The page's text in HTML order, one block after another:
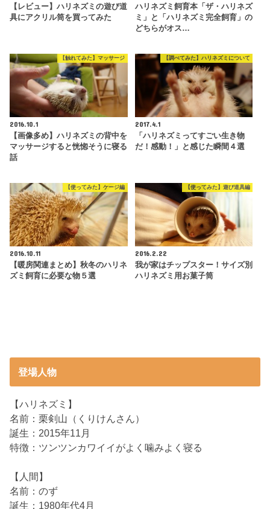
【レビュー】ハリネズミの遊び道
具にアクリル筒を買ってみた
ハリネズミ飼育本「ザ・ハリネズ
ミ」と「ハリネズミ完全飼育」の
どちらがオス…
【触れてみた】マッサージ
2016.10.1
【画像多め】ハリネズミの背中を
マッサージすると恍惚そうに寝る
話
【調べてみた】ハリネズミについて
2017.4.1
「ハリネズミってすごい生き物
だ！感動！」と感じた瞬間４選
【使ってみた】ケージ編
2016.10.11
【暖房関連まとめ】秋冬のハリネ
ズミ飼育に必要な物５選
【使ってみた】遊び道具編
2016.2.22
我が家はチップスター！サイズ別
ハリネズミ用お菓子筒
登場人物
【ハリネズミ】
名前：栗剣山（くりけんさん）
誕生：2015年11月
特徴：ツンツンカワイイがよく噛みよく寝る
【人間】
名前：のず
誕生：1980年代4月